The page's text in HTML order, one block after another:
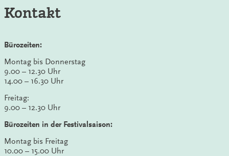
Kontakt
Bürozeiten:
Montag bis Donnerstag
9.00 – 12.30 Uhr
14.00 – 16.30 Uhr
Freitag:
9.00 – 12.30 Uhr
Bürozeiten in der Festivalsaison:
Montag bis Freitag
10.00 – 15.00 Uhr